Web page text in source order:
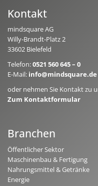
Kontakt
mindsquare AG
Willy-Brandt-Platz 2
33602 Bielefeld
Telefon:0521 560 645 – 0
E-Mail: info@mindsquare.de
oder nehmen Sie Kontakt zu
Zum Kontaktformular
Branchen
Öffentlicher Sektor
Maschinenbau & Fertigung
Nahrungsmittel & Getränke
Energie